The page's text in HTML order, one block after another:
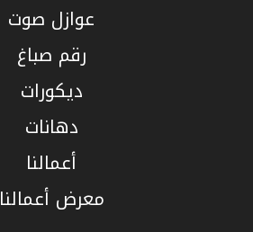
عوازل صوت
رقم صباغ
ديكورات
دهانات
أعمالنا
معرض أعمالنا